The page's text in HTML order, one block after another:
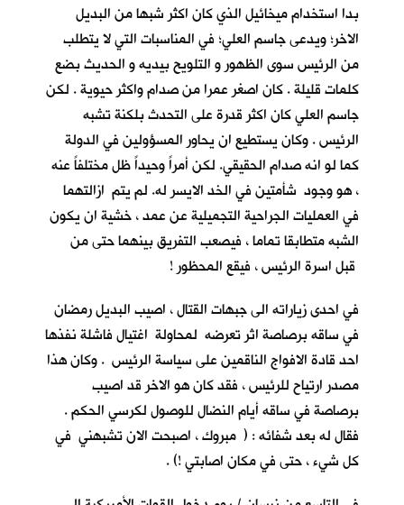
بدا استخدام ميخائيل الذي كان اكثر شبها من البديل
الاخر؛ ويدعى جاسم العلي؛ في المناسبات التي لا يتطلب
من الرئيس سوى الظهور و التلويح بيديه و الحديث بضع
كلمات قليلة . كان اصغر عمرا من صدام واكثر حيوية . لكن
جاسم العلي كان اكثر قدرة على التحدث بلكنة تشبه
الرئيس . وكان يستطيع ان يحاور المسؤولين في الدولة
كما لو انه صدام الحقيقي. لكن أمراً وحيداً ظل مختلفاً عنه
، هو وجود شأمتين في الخد الايسر له. لم يتم ازالتهما
في العمليات الجراحية التجميلية عن عمد ، خشية ان يكون
الشبه متطابقا تماما ، فيصعب التفريق بينهما حتى من
قبل اسرة الرئيس ، فيقع المحظور !
في احدى زياراته الى جبهات القتال ، اصيب البديل رمضان
في ساقه برصاصة اثر تعرضه لمحاولة اغتيال فاشلة نفذها
احد قادة الافواج الناقمين على سياسة الرئيس . وكان هذا
مصدر ارتياح للرئيس ، فقد كان هو الاخر قد اصيب
برصاصة في ساقه أيام النضال للوصول لكرسي الحكم .
فقال له بعد شفائه : ( مبروك ، اصبحت الان تشبهني في
كل شيء ، حتى في مكان اصابتي !) .